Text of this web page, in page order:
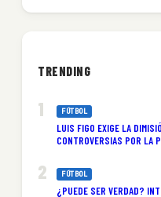
TRENDING
FÚTBOL
LUIS FIGO EXIGE LA
CONTROVERSIAS POR LA
FÚTBOL
¿PUEDE SER VERDAD?